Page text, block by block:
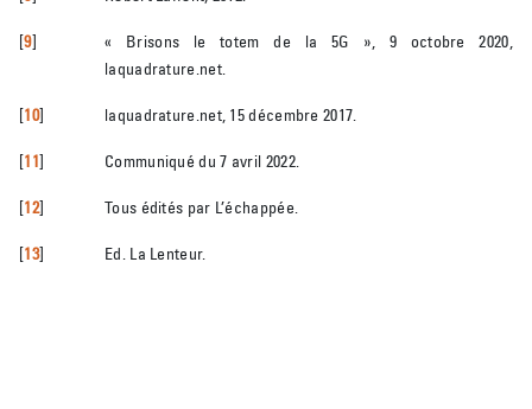
[9]
« Brisons le totem de la 5G », 9 octobre 2020,
laquadrature.net.
[10] laquadrature.net, 15 décembre 2017.
[11] Communiqué du 7 avril 2022.
[12] Tous édités par L’échappée.
[13] Ed. La Lenteur.